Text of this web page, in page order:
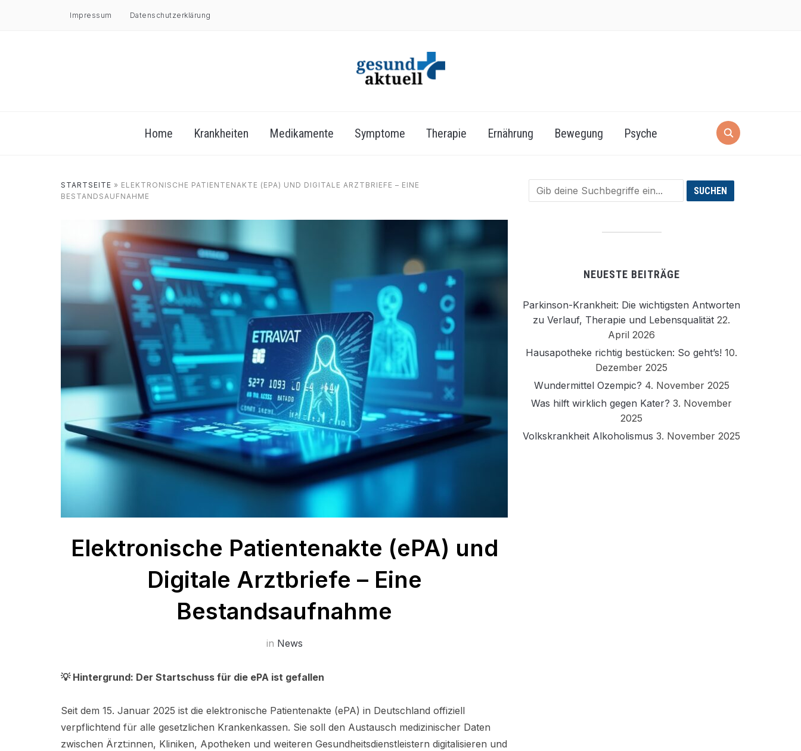
Impressum Datenschutzerklärung
Home Krankheiten Medikamente Symptome Therapie Ernährung Bewegung Psyche
STARTSEITE » ELEKTRONISCHE PATIENTENAKTE (EPA) UND DIGITALE ARZTBRIEFE – EINE
BESTANDSAUFNAHME
Elektronische Patientenakte (ePA) und
Digitale Arztbriefe – Eine
Bestandsaufnahme
in News
💡 Hintergrund: Der Startschuss für die ePA ist gefallen
Seit dem 15. Januar 2025 ist die elektronische Patientenakte (ePA) in Deutschland offiziell
verpflichtend für alle gesetzlichen Krankenkassen. Sie soll den Austausch medizinischer Daten
zwischen Ärzt:innen, Kliniken, Apotheken und weiteren Gesundheitsdienstleistern digitalisieren und
NEUESTE BEITRÄGE
Parkinson-Krankheit: Die wichtigsten Antworten
zu Verlauf, Therapie und Lebensqualität 22.
April 2026
Hausapotheke richtig bestücken: So geht’s! 10.
Dezember 2025
Wundermittel Ozempic? 4. November 2025
Was hilft wirklich gegen Kater? 3. November
2025
Volkskrankheit Alkoholismus 3. November 2025